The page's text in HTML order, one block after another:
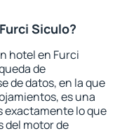
Siculo?
hotel en Furci
de
de datos, en la que
es una
exactamente lo que
del motor de